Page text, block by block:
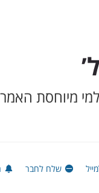
מיוחסת
שלח לחבר